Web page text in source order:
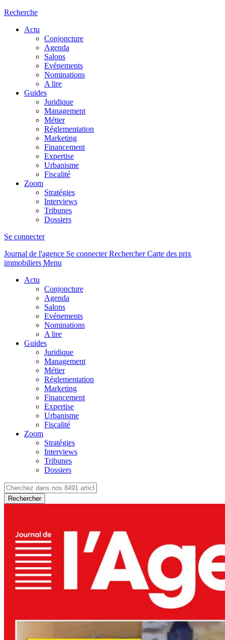
Recherche
Actu
Conjoncture
Agenda
Salons
Evénements
Nominations
A lire
Guides
Juridique
Management
Métier
Réglementation
Marketing
Financement
Expertise
Urbanisme
Fiscalité
Zoom
Stratégies
Interviews
Tribunes
Dossiers
Se connecter
Journal de l'agence Se connecterRechercher Carte des prix
immobiliers Menu
Actu
Conjoncture
Agenda
Salons
Evénements
Nominations
A lire
Guides
Juridique
Management
Métier
Réglementation
Marketing
Financement
Expertise
Urbanisme
Fiscalité
Zoom
Stratégies
Interviews
Tribunes
Dossiers
Rechercher